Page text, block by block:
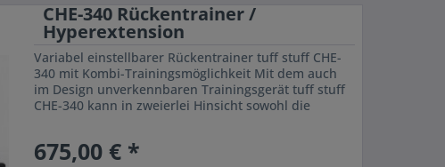
CHE-340 Rückentrainer /
Hyperextension
Variabel einstellbarer Rückentrainer tuff stuff CHE-
340 mit Kombi-Trainingsmöglichkeit Mit dem auch
im Design unverkennbaren Trainingsgerät tuff stuff
CHE-340 kann in zweierlei Hinsicht sowohl die
675,00 € *